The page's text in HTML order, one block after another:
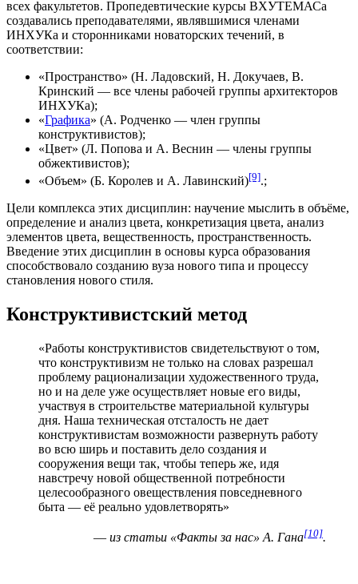
всех факультетов. Пропедевтические курсы ВХУТЕМАСа
создавались преподавателями, являвшимися членами
ИНХУКа и сторонниками новаторских течений, в
соответствии:
«Пространство» (Н. Ладовский, Н. Докучаев, В.
Кринский — все члены рабочей группы архитекторов
ИНХУКа);
«Графика» (А. Родченко — член группы
конструктивистов);
«Цвет» (Л. Попова и А. Веснин — члены группы
обжективистов);
«Объем» (Б. Королев и А. Лавинский)[9].;
Цели комплекса этих дисциплин: научение мыслить в объёме,
определение и анализ цвета, конкретизация цвета, анализ
элементов цвета, вещественность, пространственность.
Введение этих дисциплин в основы курса образования
способствовало созданию вуза нового типа и процессу
становления нового стиля.
Конструктивистский метод
«Работы конструктивистов свидетельствуют о том,
что конструктивизм не только на словах разрешал
проблему рационализации художественного труда,
но и на деле уже осуществляет новые его виды,
участвуя в строительстве материальной культуры
дня. Наша техническая отсталость не дает
конструктивистам возможности развернуть работу
во всю ширь и поставить дело создания и
сооружения вещи так, чтобы теперь же, идя
навстречу новой общественной потребности
целесообразного овеществления повседневного
быта — её реально удовлетворять»
— из статьи «Факты за нас» А. Гана[10].